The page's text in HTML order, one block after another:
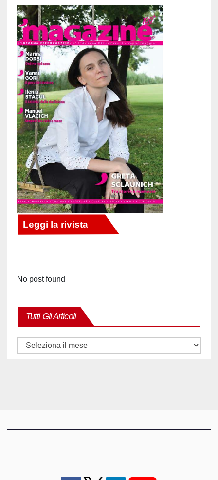
No post found
Tutti Gli Articoli
Tutti